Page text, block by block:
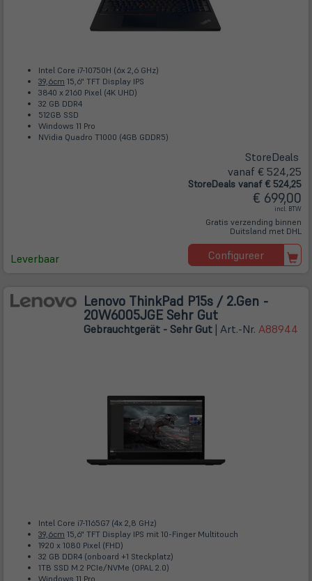
Intel Core i7-10750H (6x 2,6 GHz)
39,6cm 15,6" TFT Display IPS
3840 x 2160 Pixel (4K UHD)
32 GB DDR4
512GB SSD
Windows 11 Pro
NVidia Quadro T1000 (4GB GDDR5)
Leverbaar
StoreDeals
vanaf € 524,25
StoreDeals vanaf € 524,25
€ 699,00
incl. BTW
Gratis verzending binnen
Duitsland met DHL
Configureer
Lenovo ThinkPad P15s / 2.Gen -
20W6005JGE Sehr Gut
Gebrauchtgerät - Sehr Gut | Art.-Nr. A88944
Intel Core i7-1165G7 (4x 2,8 GHz)
39,6cm 15,6" TFT Display IPS mit 10-Finger Multitouch
1920 x 1080 Pixel (FHD)
32 GB DDR4 (onboard +1 Steckplatz)
1TB SSD M.2 PCIe/NVMe (OPAL 2.0)
Windows 11 Pro